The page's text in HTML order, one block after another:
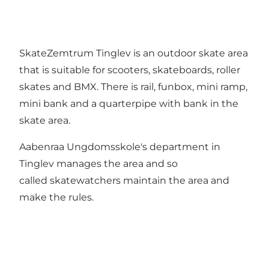
SkateZemtrum Tinglev is an outdoor skate area
that is suitable for scooters, skateboards, roller
skates and BMX. There is rail, funbox, mini ramp,
mini bank and a quarterpipe with bank in the
skate area.
Aabenraa Ungdomsskole's department in
Tinglev manages the area and so
called skatewatchers maintain the area and
make the rules.